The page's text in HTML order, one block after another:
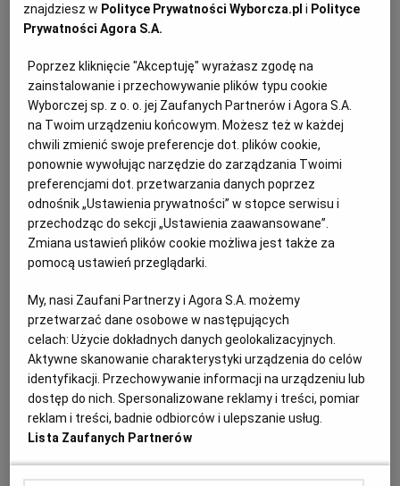
Kup tańsze mieszkanie od komornika: Licytacje
komornicze z całej Polski
Art. 142. 1. Umowę zawiera się na czas
oznaczony.
2. Zamawiający może zawrzeć umowę, której
przedmiotem są świadczenia okresowe lub ciągłe,
na okres dłuższy niż 4 lata, jeżeli wykonanie
zamówienia w dłuższym okresie spowoduje
oszczędności kosztów realizacji zamówienia w
stosunku do okresu czteroletniego lub jest to
zamawiającego lub zakresem planowanych
znajdziesz w Polityce Prywatności Wyborcza.pl i Polityce
Prywatności Agora S.A.
Poprzez kliknięcie "Akceptuję" wyrażasz zgodę na
zainstalowanie i przechowywanie plików typu cookie
Wyborczej sp. z o. o. jej Zaufanych Partnerów i Agora S.A.
na Twoim urządzeniu końcowym. Możesz też w każdej
chwili zmienić swoje preferencje dot. plików cookie,
ponownie wywołując narzędzie do zarządzania Twoimi
preferencjami dot. przetwarzania danych poprzez
odnośnik „Ustawienia prywatności” w stopce serwisu i
przechodząc do sekcji „Ustawienia zaawansowane”.
Zmiana ustawień plików cookie możliwa jest także za
pomocą ustawień przeglądarki.
My, nasi Zaufani Partnerzy i Agora S.A. możemy
przetwarzać dane osobowe w następujących
celach:Użycie dokładnych danych geolokalizacyjnych.
Aktywne skanowanie charakterystyki urządzenia do celów
identyfikacji. Przechowywanie informacji na urządzeniu lub
dostęp do nich. Spersonalizowane reklamy i treści, pomiar
reklam i treści, badnie odbiorców i ulepszanie usług.
Lista Zaufanych Partnerów